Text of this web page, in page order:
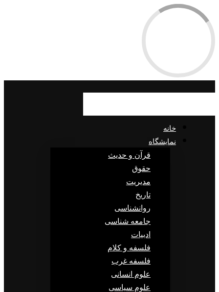
خانه
نمایشگاه
قرآن و حدیث
حقوق
مدیریت
تاریخ
روانشناسی
جامعه شناسی
ادبیات
فلسفه و کلام
فلسفه غرب
علوم انسانی
علوم سیاسی